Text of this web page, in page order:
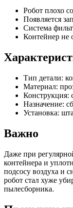
Робот плохо
Появляется
Система
Контейнер не
Тип детали:
Материал:
Конструкция:
Назначение:
Установка:
Важно
Даже при
контейнера и
подсосу воздуха и
робот стал хуже
пылесборника.